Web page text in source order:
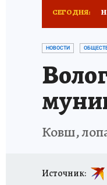
СЕГОДНЯ:
НОВОСТИ
Ковш,
Источник: